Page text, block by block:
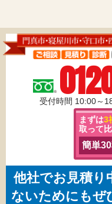
受付時間 10:00～
まずは3
取って
簡単
他社でお見積り
ないためにもぜ